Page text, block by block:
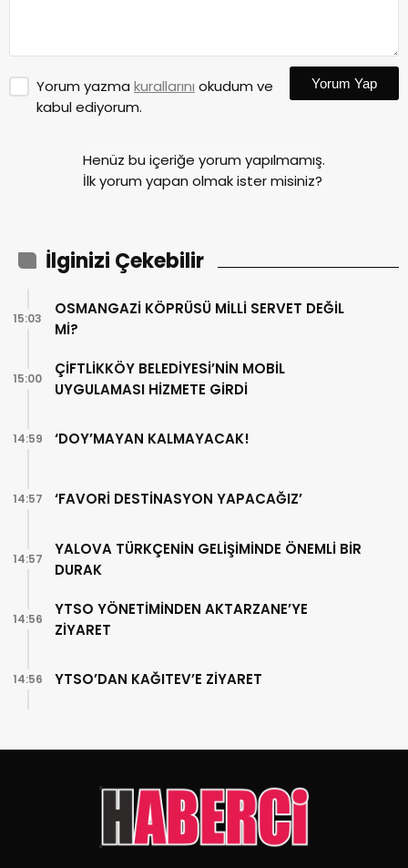
Yorum yazma kurallarını okudum ve
kabul ediyorum.
Yorum Yap
Henüz bu içeriğe yorum yapılmamış.
İlk yorum yapan olmak ister misiniz?
İlginizi Çekebilir
OSMANGAZİ KÖPRÜSÜ MİLLİ SERVET DEĞİL
Mİ?
15:03
ÇİFTLİKKÖY BELEDİYESİ’NİN MOBİL
UYGULAMASI HİZMETE GİRDİ
15:00
‘DOY’MAYAN KALMAYACAK!
14:59
‘FAVORİ DESTİNASYON YAPACAĞIZ’
14:57
YALOVA TÜRKÇENİN GELİŞİMİNDE ÖNEMLİ BİR
DURAK
14:57
YTSO YÖNETİMİNDEN AKTARZANE’YE
ZİYARET
14:56
YTSO’DAN KAĞITEV’E ZİYARET
14:56